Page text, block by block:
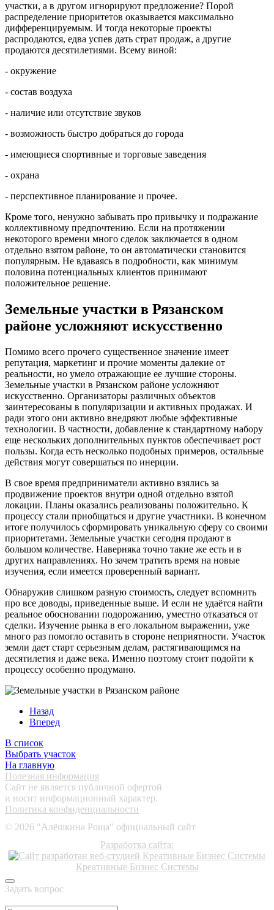
участки, а в другом игнорируют предложение? Порой
распределение приоритетов оказывается максимально
дифференцируемым. И тогда некоторые проекты
распродаются, едва успев дать страт продаж, а другие
продаются десятилетиями. Всему виной:
- окружение
- состав воздуха
- наличие или отсутствие звуков
- возможность быстро добраться до города
- имеющиеся спортивные и торговые заведения
- охрана
- перспективное планирование и прочее.
Кроме того, ненужно забывать про привычку и подражание
коллективному предпочтению. Если на протяжении
некоторого времени много сделок заключается в одном
отдельно взятом районе, то он автоматически становится
популярным. Не вдаваясь в подробности, как минимум
половина потенциальных клиентов принимают
положительное решение.
Земельные участки в Рязанском
районе усложняют искусственно
Помимо всего прочего существенное значение имеет
репутация, маркетинг и прочие моменты далекие от
реальности, но умело отражающие ее лучшие стороны.
Земельные участки в Рязанском районе усложняют
искусственно. Организаторы различных объектов
заинтересованы в популяризации и активных продажах. И
ради этого они активно внедряют любые эффективные
технологии. В частности, добавление к стандартному набору
еще нескольких дополнительных пунктов обеспечивает рост
пользы. Когда есть несколько подобных примеров, остальные
действия могут совершаться по инерции.
В свое время предприниматели активно взялись за
продвижение проектов внутри одной отдельно взятой
локации. Планы оказались реализованы положительно. К
процессу стали приобщаться и другие участники. В конечном
итоге получилось сформировать уникальную сферу со своими
приоритетами. Земельные участки сегодня продают в
большом количестве. Наверняка точно такие же есть и в
других направлениях. Но зачем тратить время на новые
изучения, если имеется проверенный вариант.
Обнаружив слишком разную стоимость, следует вспомнить
про все доводы, приведенные выше. И если не удаётся найти
реальное обосновании подорожанию, уместно отказаться от
сделки. Изучение рынка в его локальном выражении, уже
много раз помогло оставить в стороне неприятности. Участок
земли дает старт серьезным делам, растягивающимся на
десятилетия и даже века. Именно поэтому стоит подойти к
процессу особенно продумано.
Назад
Вперед
В список
Выбрать участок
На главную
Полезная информация
Сайт не является публичной офертой
и носит информационный характер.
Политика конфиденциальности
© 2026 "Алёшкина Роща" официальный сайт
Разработка сайта:
Креативные Бизнес Системы
Задать вопрос